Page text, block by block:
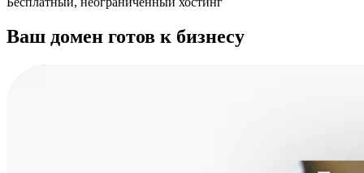
Ваш домен готов к бизнесу